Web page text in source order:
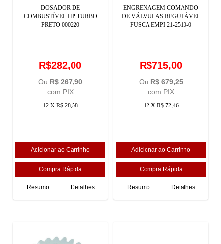
DOSADOR DE
COMBUSTÍVEL HP TURBO
PRETO 000220
R$282,00
Ou R$ 267,90
com PIX
12 X R$ 28,58
Resumo Detalhes
ENGRENAGEM COMANDO
DE VÁLVULAS REGULÁVEL
FUSCA EMPI 21-2510-0
R$715,00
Ou R$ 679,25
com PIX
12 X R$ 72,46
Resumo Detalhes